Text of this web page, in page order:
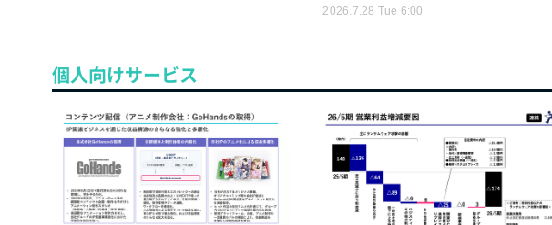
2026.7.28 Tue 6:00
個人向けサービス